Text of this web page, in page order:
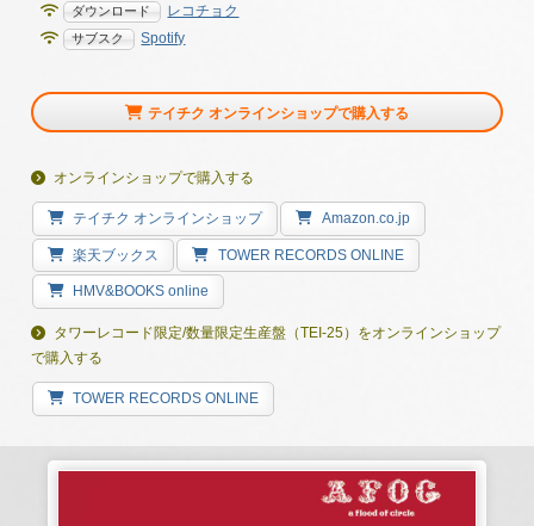
レコチョク
Spotify
テイチク オンラインショップで購入する
オンラインショップで購入する
テイチク オンラインショップ Amazon.co.jp
楽天ブックス TOWER RECORDS ONLINE
HMV&BOOKS online
タワーレコード限定/数量限定生産盤（TEI-25）をオンラインショップ
で購入する
TOWER RECORDS ONLINE